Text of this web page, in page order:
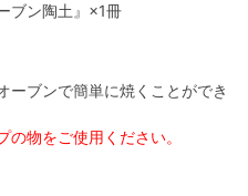
ブン陶土』×1冊
ーブンで簡単に焼くことができ
物をご使用ください。